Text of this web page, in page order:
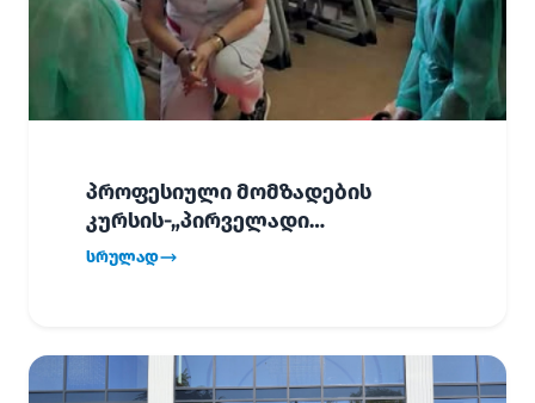
პროფესიული მომზადების
კურსის-„პირველადი
გადაუდებელი დახმარება“,
სრულად